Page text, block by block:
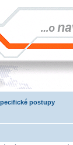
postupy